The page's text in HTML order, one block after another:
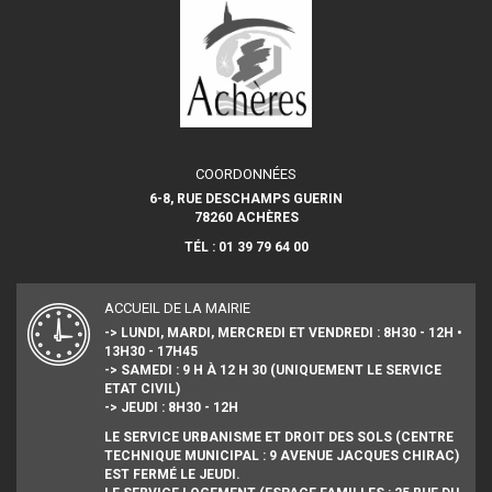
COORDONNÉES
6-8, RUE DESCHAMPS GUERIN
78260 ACHÈRES
TÉL : 01 39 79 64 00
ACCUEIL DE LA MAIRIE
-> LUNDI, MARDI, MERCREDI ET VENDREDI : 8H30 - 12H •
13H30 - 17H45
-> SAMEDI : 9 H À 12 H 30 (UNIQUEMENT LE SERVICE
ETAT CIVIL)
-> JEUDI : 8H30 - 12H
LE SERVICE URBANISME ET DROIT DES SOLS (CENTRE
TECHNIQUE MUNICIPAL : 9 AVENUE JACQUES CHIRAC)
EST FERMÉ LE JEUDI.